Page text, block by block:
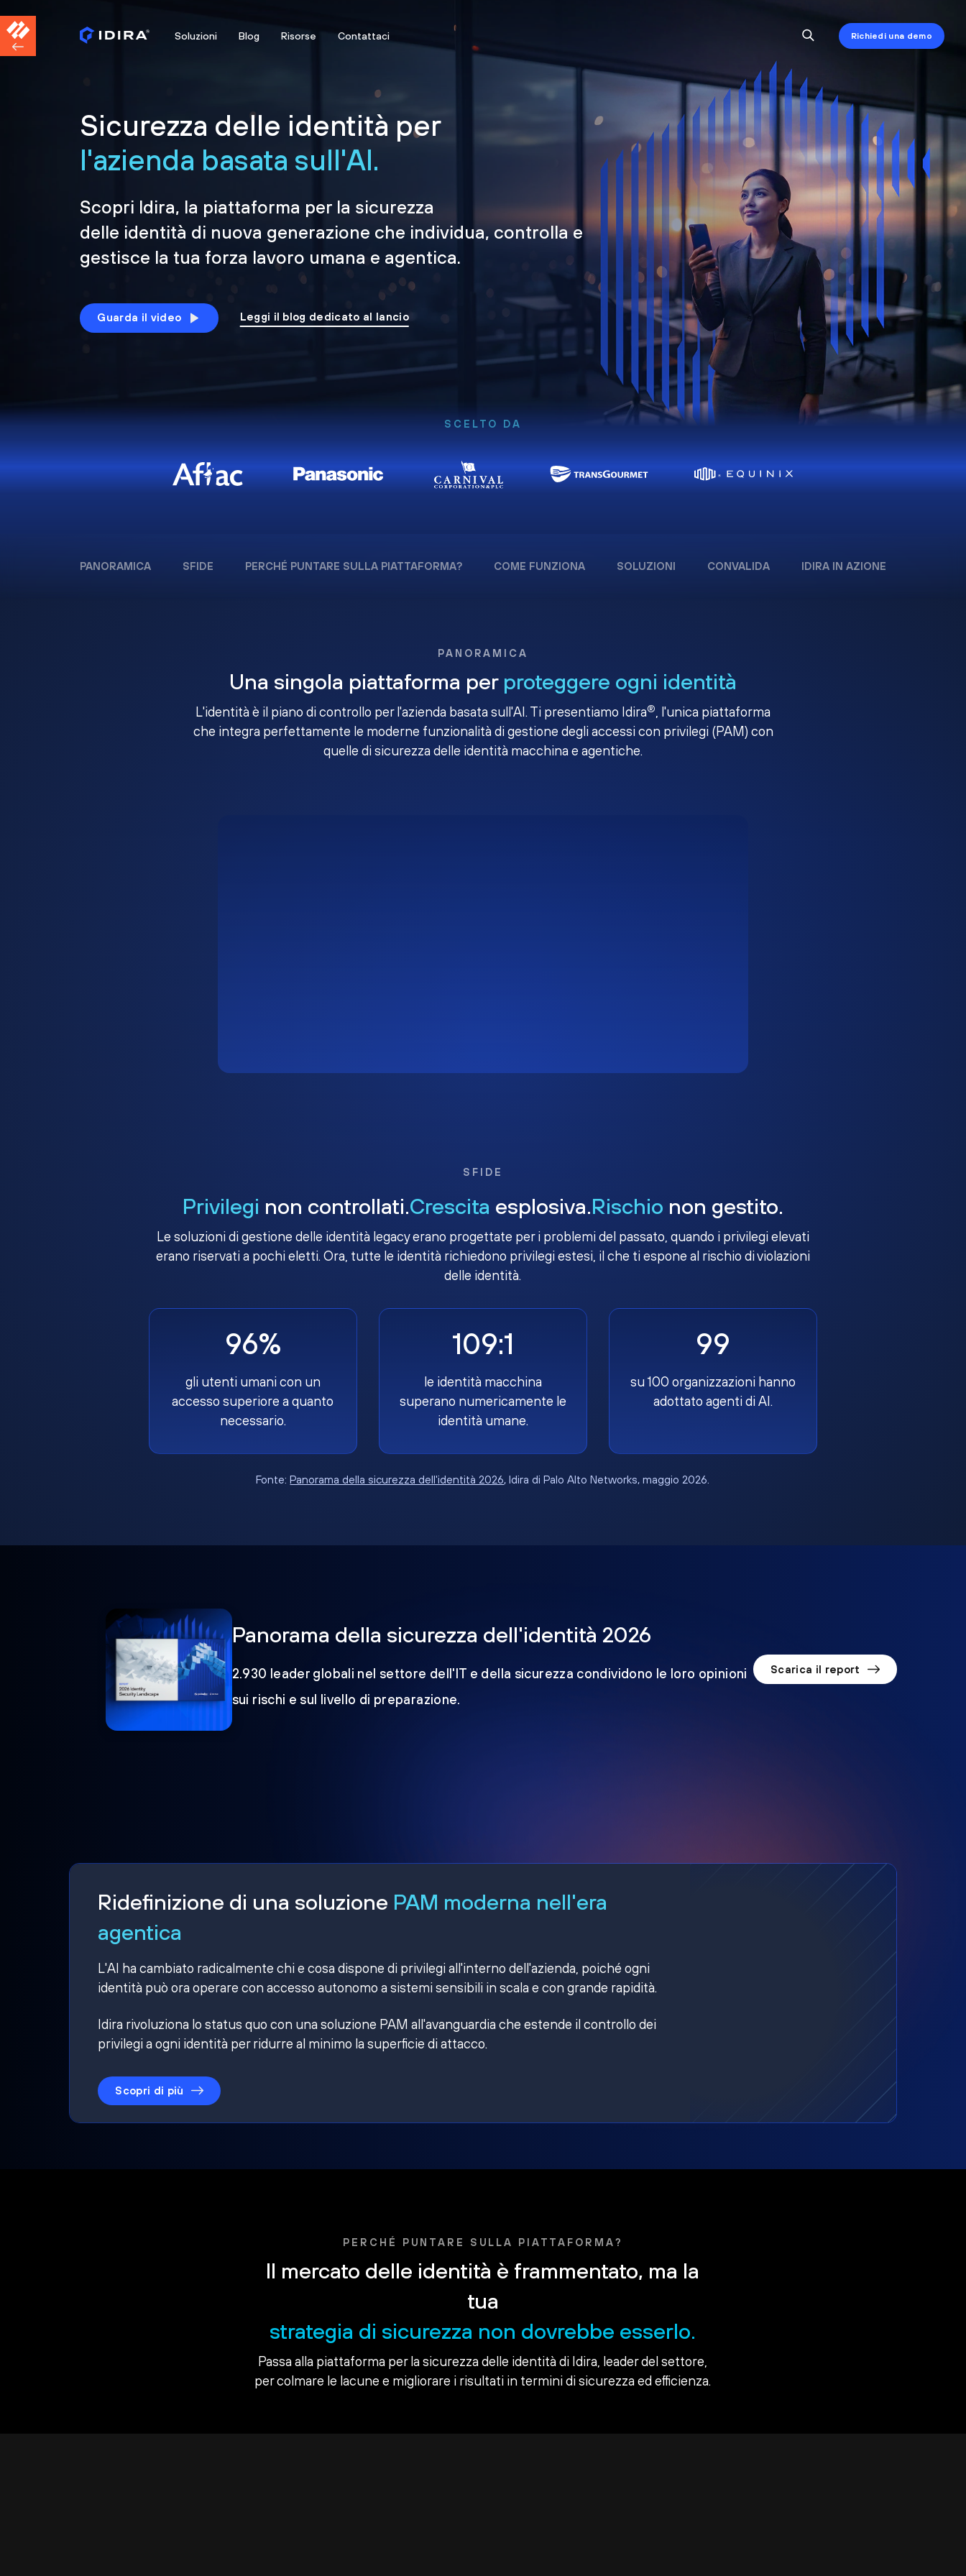
Soluzioni Blog Risorse Contattaci Richiedi una demo
Sicurezza delle identità per
l'azienda basata sull'AI.
Scopri Idira, la piattaforma per la sicurezza
delle identità di nuova generazione che individua, controlla e
gestisce la tua forza lavoro umana e agentica.
Guarda il video Leggi il blog dedicato al lancio
SCELTO DA
PANORAMICA SFIDE PERCHÉ PUNTARE SULLA PIATTAFORMA? COME FUNZIONA SOLUZIONI CONVALIDA IDIRA IN AZIONE
PANORAMICA
Una singola piattaforma per proteggere ogni identità
L'identità è il piano di controllo per l'azienda basata sull'AI. Ti presentiamo Idira®, l'unica piattaforma
che integra perfettamente le moderne funzionalità di gestione degli accessi con privilegi (PAM) con
quelle di sicurezza delle identità macchina e agentiche.
SFIDE
Privilegi non controllati.Crescita esplosiva.Rischio non gestito.
Le soluzioni di gestione delle identità legacy erano progettate per i problemi del passato, quando i privilegi elevati
erano riservati a pochi eletti. Ora, tutte le identità richiedono privilegi estesi, il che ti espone al rischio di violazioni
delle identità.
96%
gli utenti umani con un
accesso superiore a quanto
necessario.
109:1
le identità macchina
superano numericamente le
identità umane.
99
su 100 organizzazioni hanno
adottato agenti di AI.
Fonte:Panorama della sicurezza dell'identità 2026, Idira di Palo Alto Networks, maggio 2026.
Panorama della sicurezza dell'identità 2026
2.930 leader globali nel settore dell'IT e della sicurezza condividono le loro opinioni
sui rischi e sul livello di preparazione.
Scarica il report
Ridefinizione di una soluzione PAM moderna nell'era
agentica
L'AI ha cambiato radicalmente chi e cosa dispone di privilegi all'interno dell'azienda, poiché ogni
identità può ora operare con accesso autonomo a sistemi sensibili in scala e con grande rapidità.
Idira rivoluziona lo status quo con una soluzione PAM all'avanguardia che estende il controllo dei
privilegi a ogni identità per ridurre al minimo la superficie di attacco.
Scopri di più
PERCHÉ PUNTARE SULLA PIATTAFORMA?
Il mercato delle identità è frammentato, ma la
tua
strategia di sicurezza non dovrebbe esserlo.
Passa alla piattaforma per la sicurezza delle identità di Idira, leader del settore,
per colmare le lacune e migliorare i risultati in termini di sicurezza ed efficienza.